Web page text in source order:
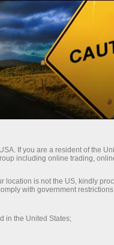
交易平台
对于合作伙伴 广告
If you are a resident of the
including online trading,
location is not the US, kindly
with government
in the United States;